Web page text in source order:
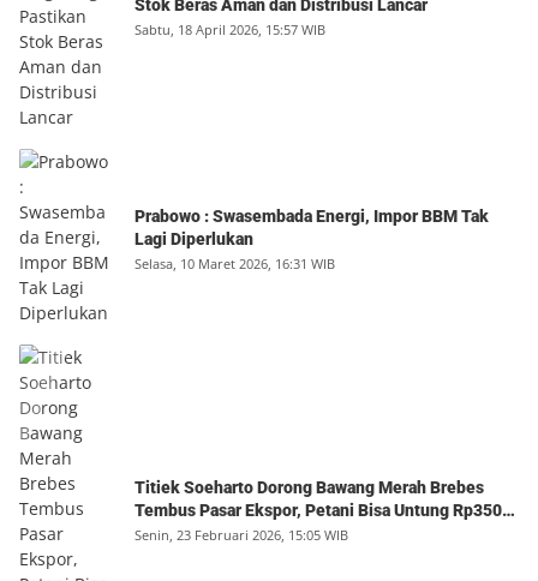
Stok Beras Aman dan Distribusi Lancar
Sabtu, 18 April 2026, 15:57 WIB
Prabowo : Swasembada Energi, Impor BBM Tak
Lagi Diperlukan
Selasa, 10 Maret 2026, 16:31 WIB
Titiek Soeharto Dorong Bawang Merah Brebes
Tembus Pasar Ekspor, Petani Bisa Untung Rp350
Juta per Hektare
Senin, 23 Februari 2026, 15:05 WIB